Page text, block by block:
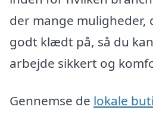
der mange muligheder,
godt klædt på, så du
arbejde sikkert og
Gennemse de lokale